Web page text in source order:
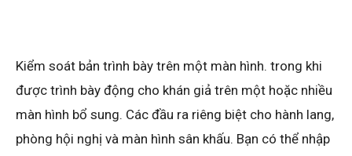
Kiểm soát bản trình bày trên một màn hình. trong khi
được trình bày động cho khán giả trên một hoặc nhiều
màn hình bổ sung. Các đầu ra riêng biệt cho hành lang,
phòng hội nghị và màn hình sân khấu. Bạn có thể nhập